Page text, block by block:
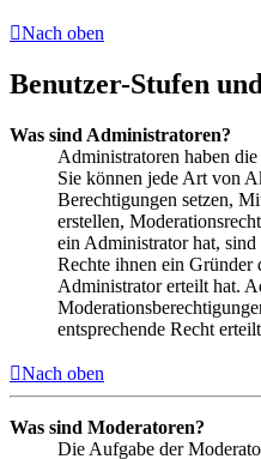
Nach oben
Benutzer-Stufen
Was sind Administratoren?
Administratoren haben
Sie können jede Art von
Berechtigungen setzen,
erstellen,
ein Administrator hat,
Rechte ihnen ein Gründer
Administrator erteilt hat.
entsprechende Recht
Nach oben
Was sind Moderatoren?
Die Aufgabe der